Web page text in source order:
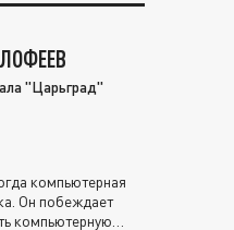
"Царьград"
компьютерная
Он побеждает
компьютерную